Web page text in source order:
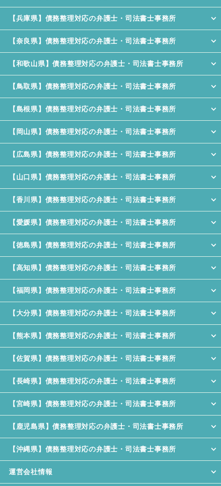
【兵庫県】債務整理対応の弁護士・司法書士事務所
【奈良県】債務整理対応の弁護士・司法書士事務所
【和歌山県】債務整理対応の弁護士・司法書士事務所
【鳥取県】債務整理対応の弁護士・司法書士事務所
【島根県】債務整理対応の弁護士・司法書士事務所
【岡山県】債務整理対応の弁護士・司法書士事務所
【広島県】債務整理対応の弁護士・司法書士事務所
【山口県】債務整理対応の弁護士・司法書士事務所
【香川県】債務整理対応の弁護士・司法書士事務所
【愛媛県】債務整理対応の弁護士・司法書士事務所
【徳島県】債務整理対応の弁護士・司法書士事務所
【高知県】債務整理対応の弁護士・司法書士事務所
【福岡県】債務整理対応の弁護士・司法書士事務所
【大分県】債務整理対応の弁護士・司法書士事務所
【熊本県】債務整理対応の弁護士・司法書士事務所
【佐賀県】債務整理対応の弁護士・司法書士事務所
【長崎県】債務整理対応の弁護士・司法書士事務所
【宮崎県】債務整理対応の弁護士・司法書士事務所
【鹿児島県】債務整理対応の弁護士・司法書士事務所
【沖縄県】債務整理対応の弁護士・司法書士事務所
運営会社情報